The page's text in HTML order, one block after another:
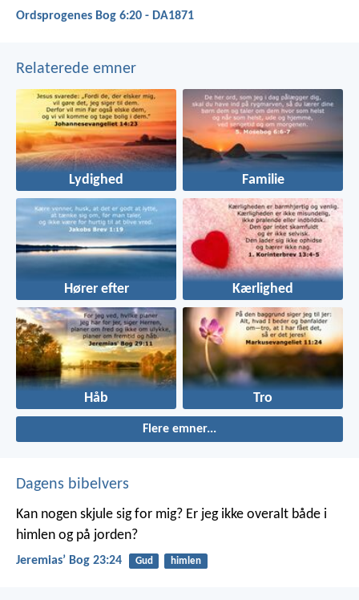
Ordsprogenes Bog 6:20 - DA1871
Relaterede emner
Lydighed Familie
Hører efter Kærlighed
Håb Tro
Flere emner...
Dagens bibelvers
Kan nogen skjule sig for mig? Er jeg ikke overalt både i
himlen og på jorden?
Jeremiasʼ Bog 23:24 Gud himlen